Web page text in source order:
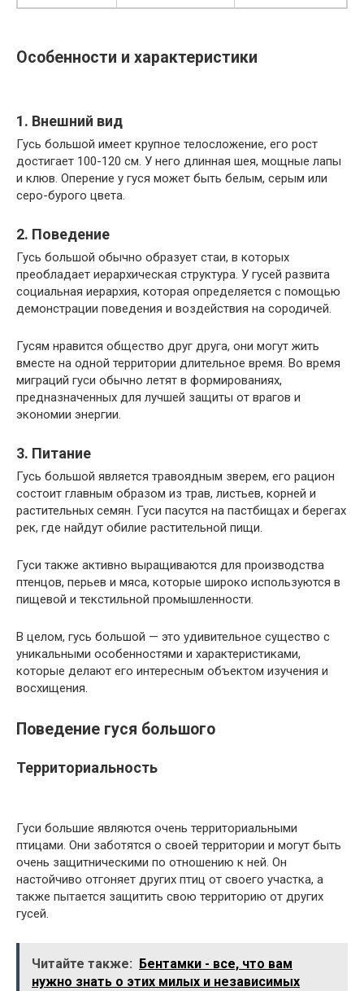
Особенности и характеристики
1. Внешний вид
Гусь большой имеет крупное телосложение, его рост
достигает 100-120 см. У него длинная шея, мощные лапы
и клюв. Оперение у гуся может быть белым, серым или
серо-бурого цвета.
2. Поведение
Гусь большой обычно образует стаи, в которых
преобладает иерархическая структура. У гусей развита
социальная иерархия, которая определяется с помощью
демонстрации поведения и воздействия на сородичей.
Гусям нравится общество друг друга, они могут жить
вместе на одной территории длительное время. Во время
миграций гуси обычно летят в формированиях,
предназначенных для лучшей защиты от врагов и
экономии энергии.
3. Питание
Гусь большой является травоядным зверем, его рацион
состоит главным образом из трав, листьев, корней и
растительных семян. Гуси пасутся на пастбищах и берегах
рек, где найдут обилие растительной пищи.
Гуси также активно выращиваются для производства
птенцов, перьев и мяса, которые широко используются в
пищевой и текстильной промышленности.
В целом, гусь большой — это удивительное существо с
уникальными особенностями и характеристиками,
которые делают его интересным объектом изучения и
восхищения.
Поведение гуся большого
Территориальность
Гуси большие являются очень территориальными
птицами. Они заботятся о своей территории и могут быть
очень защитническими по отношению к ней. Он
настойчиво отгоняет других птиц от своего участка, а
также пытается защитить свою территорию от других
гусей.
Читайте также:
Бентамки - все, что вам
нужно знать о этих милых и независимых